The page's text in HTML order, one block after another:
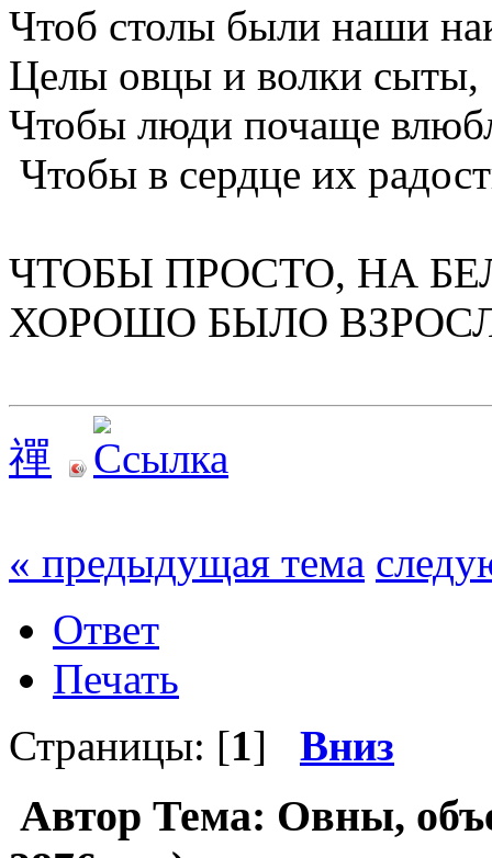
Чтоб столы были наши
Целы овцы и волки сыты,
Чтобы люди почаще
Чтобы в сердце их
ЧТОБЫ ПРОСТО, НА
ХОРОШО БЫЛО
禪
« предыдущая тема
Ответ
Печать
Страницы: [1] Вниз
Автор Тема: Овны,